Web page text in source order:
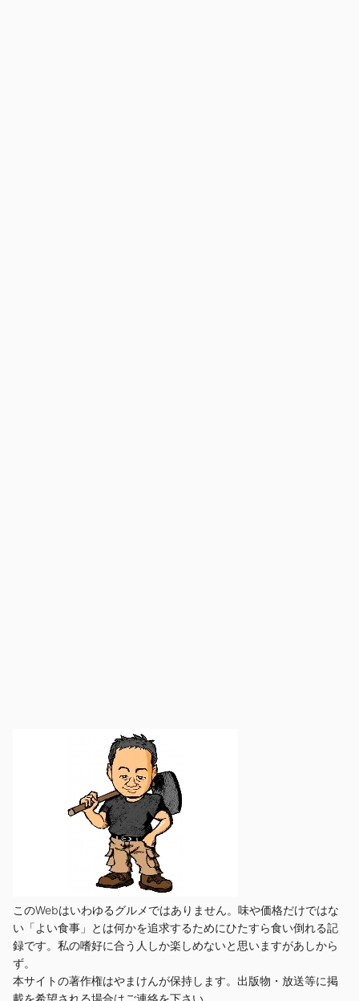
このWebはいわゆるグルメではありません。味や価格だけではな
い「よい食事」とは何かを追求するためにひたすら食い倒れる記
録です。私の嗜好に合う人しか楽しめないと思いますがあしから
ず。
本サイトの著作権はやまけんが保持します。出版物・放送等に掲
載を希望される場合はご連絡を下さい。